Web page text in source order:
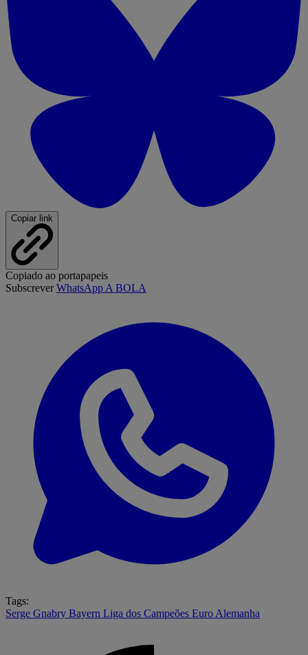
Copiar link
Copiado ao portapapeis
SubscreverWhatsApp A BOLA
Tags:
Serge Gnabry Bayern Liga dos Campeões Euro Alemanha